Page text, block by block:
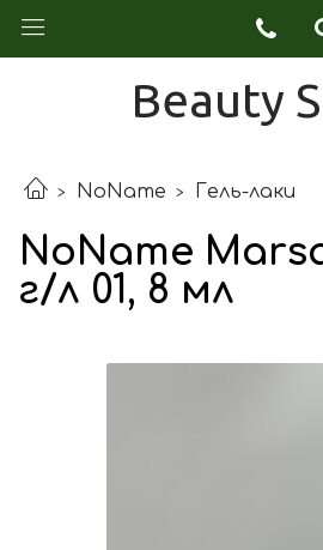
Beauty
NoName Гель-лаки
NoName
г/л 01, 8 мл